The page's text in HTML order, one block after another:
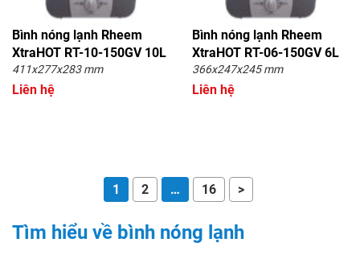
Bình nóng lạnh Rheem
XtraHOT RT-10-150GV 10L
411x277x283 mm
Liên hệ
Bình nóng lạnh Rheem
XtraHOT RT-06-150GV 6L
366x247x245 mm
Liên hệ
1 2 … 16 >
Tìm hiểu về bình nóng lạnh